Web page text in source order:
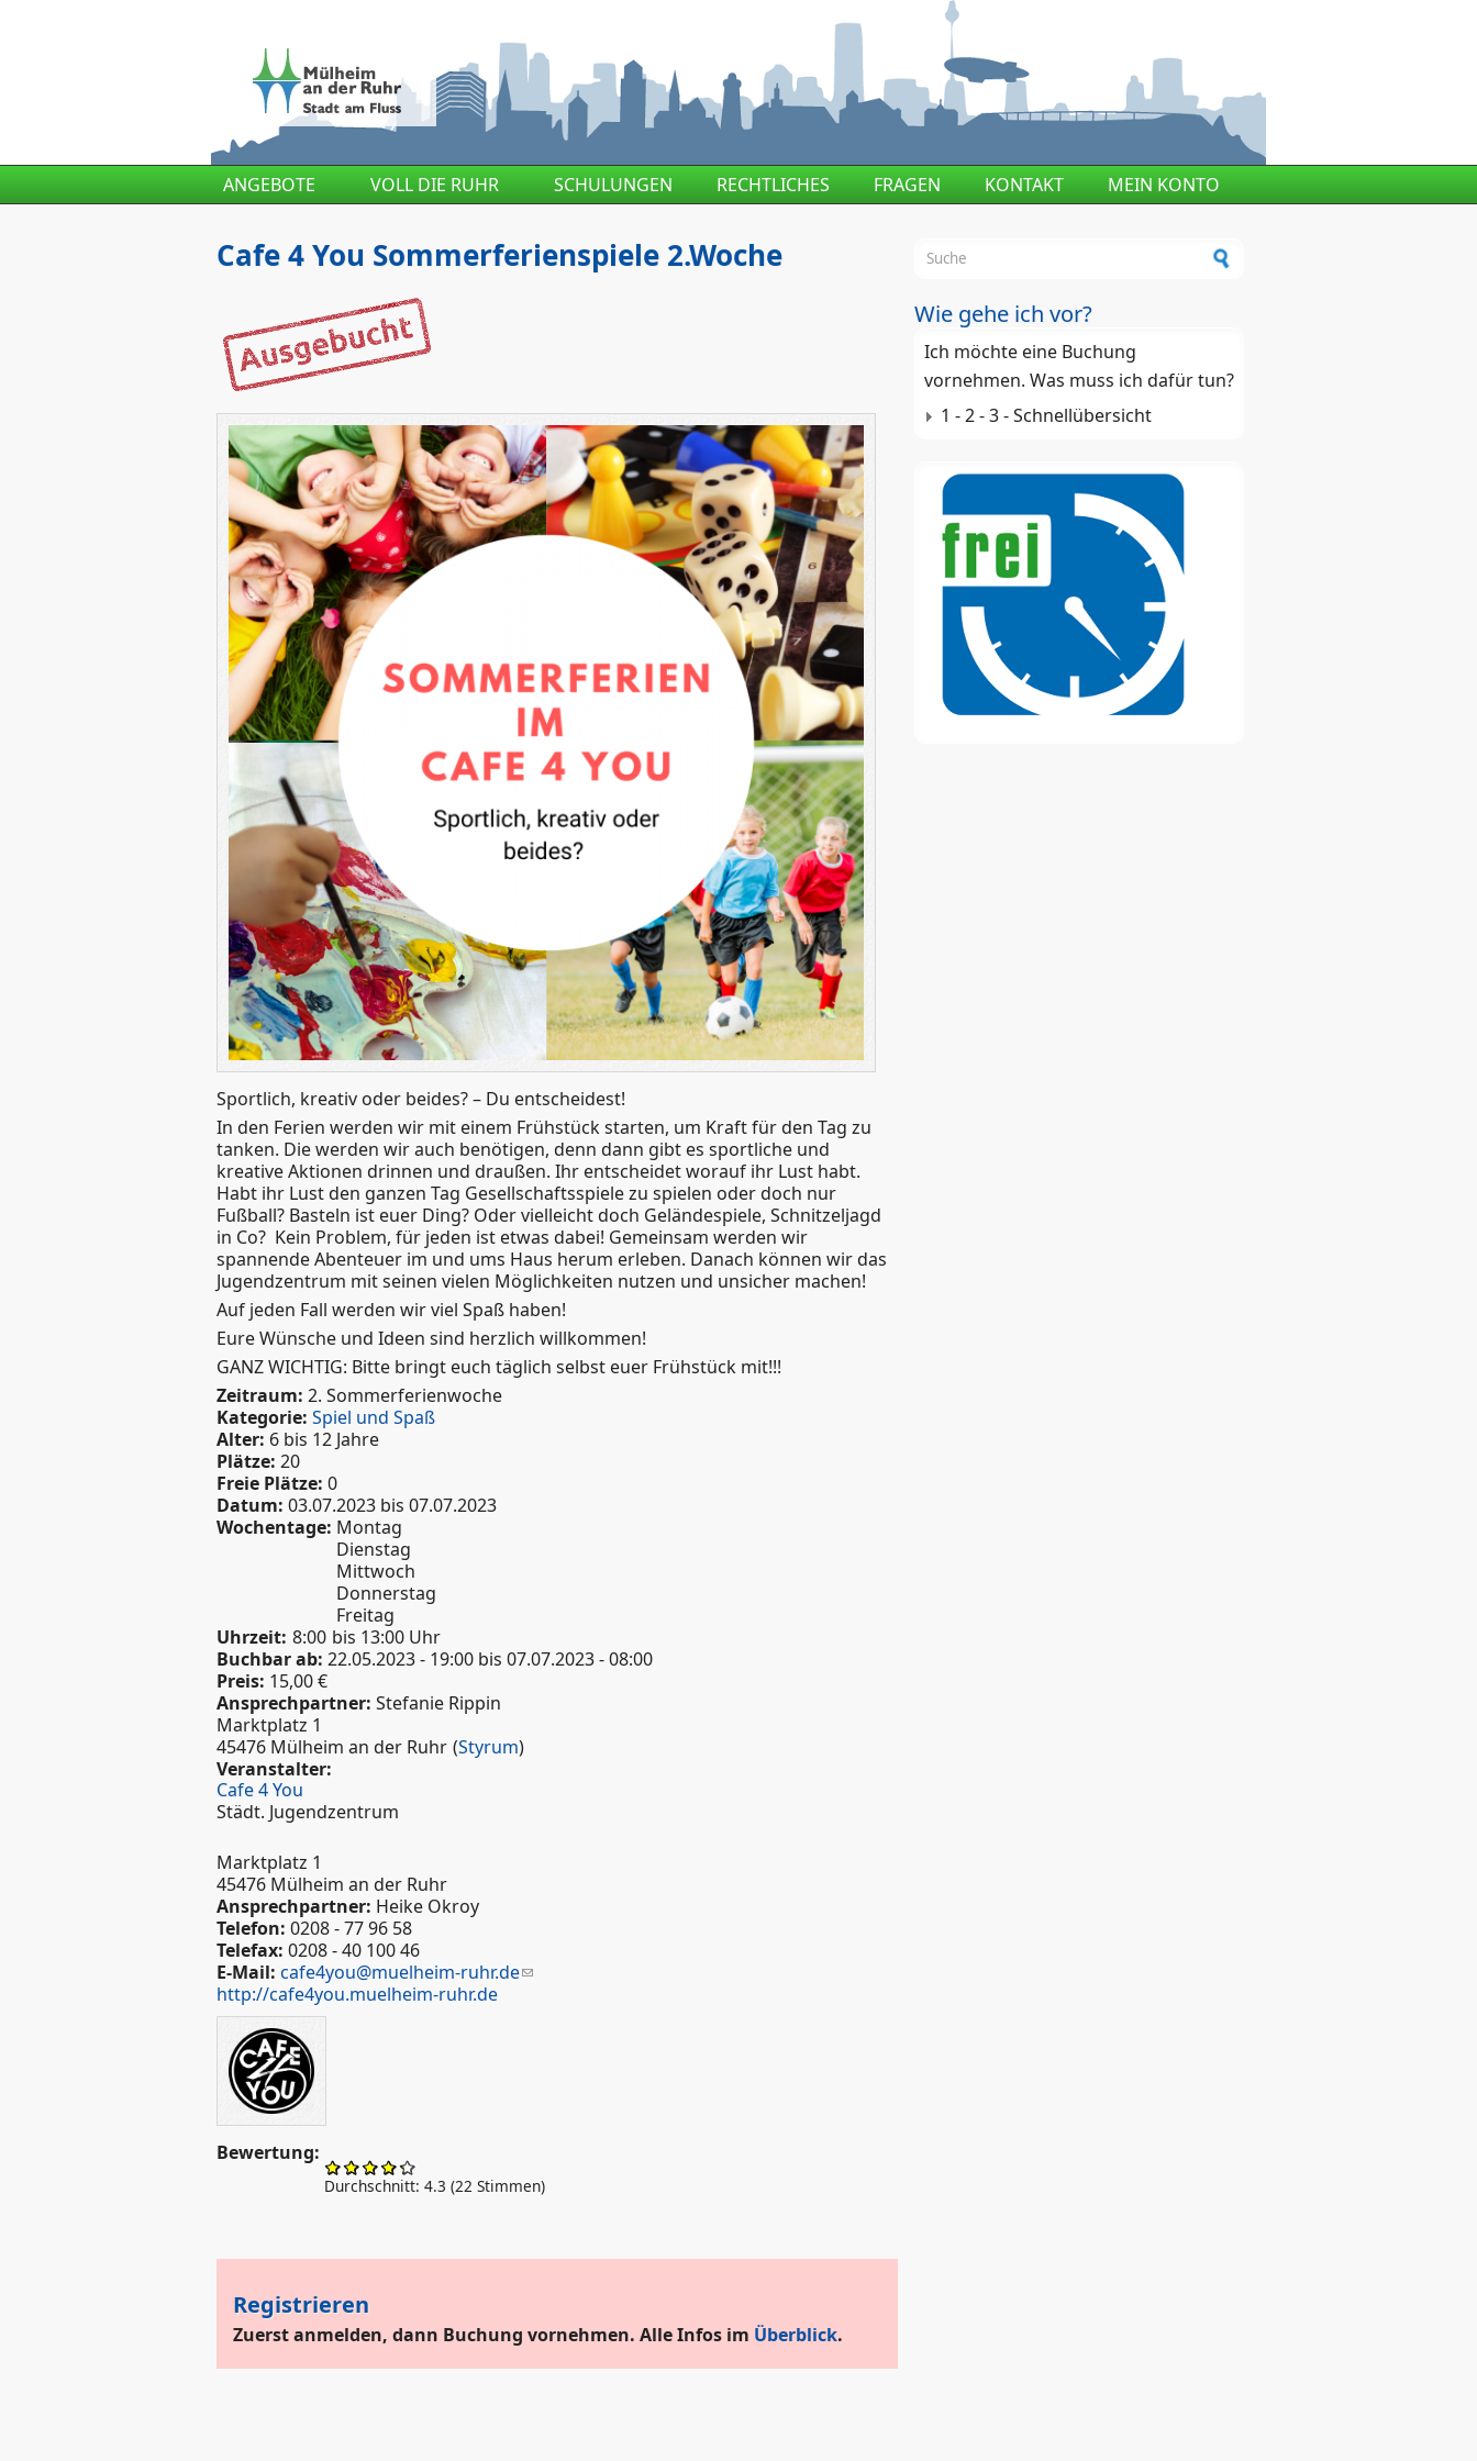
ANGEBOTE VOLL DIE RUHR SCHULUNGEN RECHTLICHES FRAGEN KONTAKT MEIN KONTO
Cafe 4 You Sommerferienspiele 2.Woche
Sportlich, kreativ oder beides? – Du entscheidest!
In den Ferien werden wir mit einem Frühstück starten, um Kraft für den Tag zu
tanken. Die werden wir auch benötigen, denn dann gibt es sportliche und
kreative Aktionen drinnen und draußen. Ihr entscheidet worauf ihr Lust habt.
Habt ihr Lust den ganzen Tag Gesellschaftsspiele zu spielen oder doch nur
Fußball? Basteln ist euer Ding? Oder vielleicht doch Geländespiele, Schnitzeljagd
in Co? Kein Problem, für jeden ist etwas dabei! Gemeinsam werden wir
spannende Abenteuer im und ums Haus herum erleben. Danach können wir das
Jugendzentrum mit seinen vielen Möglichkeiten nutzen und unsicher machen!
Auf jeden Fall werden wir viel Spaß haben!
Eure Wünsche und Ideen sind herzlich willkommen!
GANZ WICHTIG: Bitte bringt euch täglich selbst euer Frühstück mit!!!
Zeitraum: 2. Sommerferienwoche
Kategorie: Spiel und Spaß
Alter: 6 bis 12 Jahre
Plätze: 20
Freie Plätze: 0
Datum: 03.07.2023 bis 07.07.2023
Wochentage: Montag
Dienstag
Mittwoch
Donnerstag
Freitag
Uhrzeit: 8:00 bis 13:00 Uhr
Buchbar ab: 22.05.2023 - 19:00 bis 07.07.2023 - 08:00
Preis: 15,00 €
Ansprechpartner: Stefanie Rippin
Marktplatz 1
45476 Mülheim an der Ruhr (Styrum)
Veranstalter:
Cafe 4 You
Städt. Jugendzentrum
Marktplatz 1
45476 Mülheim an der Ruhr
Ansprechpartner: Heike Okroy
Telefon: 0208 - 77 96 58
Telefax: 0208 - 40 100 46
E-Mail: cafe4you@muelheim-ruhr.de
http://cafe4you.muelheim-ruhr.de
Bewertung:
Durchschnitt: 4.3 (22 Stimmen)
Registrieren
Zuerst anmelden, dann Buchung vornehmen. Alle Infos im Überblick.
Suchformular
Wie gehe ich vor?
Ich möchte eine Buchung
vornehmen. Was muss ich dafür tun?
1 - 2 - 3 - Schnellübersicht